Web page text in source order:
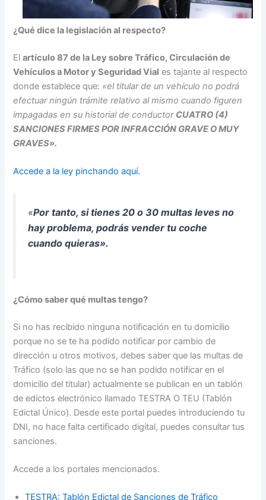
¿Qué dice la legislación al respecto?
Elartículo 87 de la Ley sobre Tráfico, Circulación de
Vehículos a Motor y Seguridad Vial es tajante al respecto
donde establece que: «el titular de un vehículo no podrá
efectuar ningún trámite relativo al mismo cuando figuren
impagadas en su historial de conductor CUATRO (4)
SANCIONES FIRMES POR INFRACCIÓN GRAVE O MUY
GRAVES».
Accede a la ley pinchando aquí.
«Por tanto, si tienes 20 o 30 multas leves no
hay problema, podrás vender tu coche
cuando quieras».
¿Cómo saber qué multas tengo?
Si no has recibido ninguna notificación en tu domicilio
porque no se te ha podido notificar por cambio de
dirección u otros motivos, debes saber que las multas de
Tráfico (solo las que no se han podido notificar en el
domicilio del titular) actualmente se publican en un tablón
de edictos electrónico llamado TESTRA O TEU (Tablón
Edictal Único). Desde este portal puedes introduciendo tu
DNI, no hace falta certificado digital, puedes consultar tus
sanciones.
Accede a los portales mencionados.
TESTRA: Tablón Edictal de Sanciones de Tráfico